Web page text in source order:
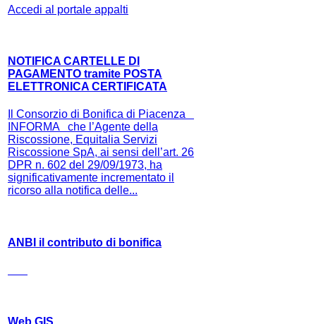
Accedi al portale appalti
NOTIFICA CARTELLE DI
PAGAMENTO tramite POSTA
ELETTRONICA CERTIFICATA
Il Consorzio di Bonifica di Piacenza
INFORMA che l’Agente della
Riscossione, Equitalia Servizi
Riscossione SpA, ai sensi dell’art. 26
DPR n. 602 del 29/09/1973, ha
significativamente incrementato il
ricorso alla notifica delle...
ANBI il contributo di bonifica
Web GIS